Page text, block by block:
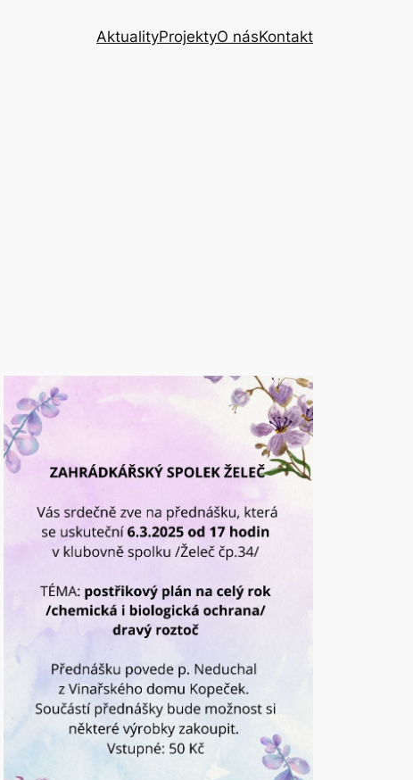
AktualityProjektyO násKontakt